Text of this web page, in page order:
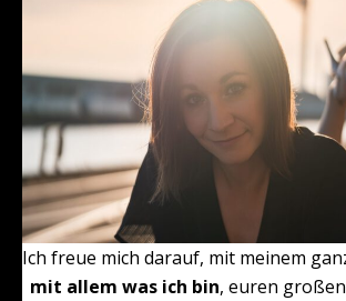
Ich freue mich darauf, mit meinem
mit allem was ich bin, euren